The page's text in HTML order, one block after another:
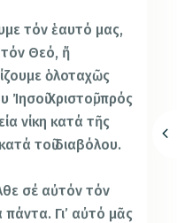
τόν ἑαυτό μας,
Θεό, ἤ
ὁλοταχῶς
Χριστοῦ, πρός
νίκη κατά τῆς
τοῦ διαβόλου.
σέ αὐτόν τόν
Γι’ αὐτό μᾶς